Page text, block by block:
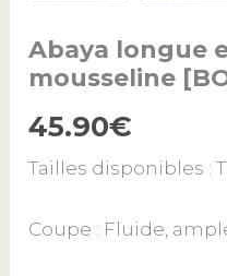
Abaya longue
mousseline
45.90€
Tailles disponibles :
Coupe : Fluide,
quantité
Abaya
en
et
[BORDEAUX]